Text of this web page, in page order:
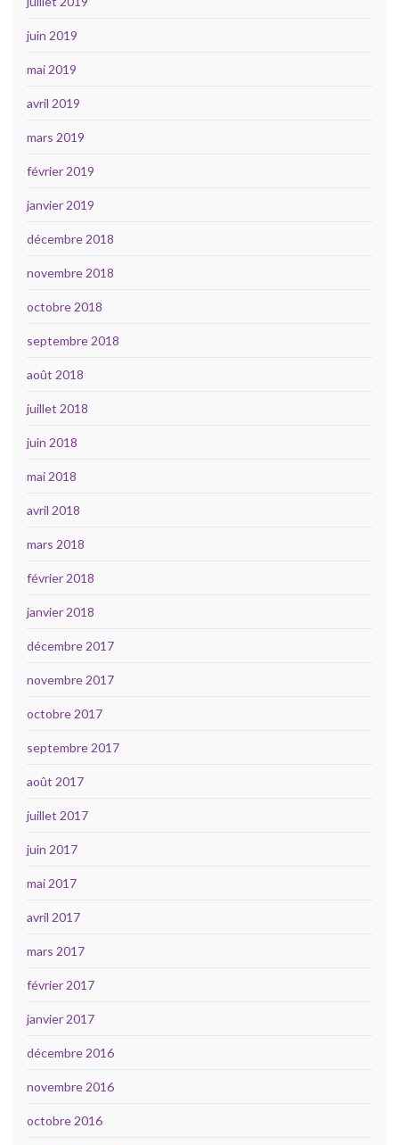
juin 2019
mai 2019
avril 2019
mars 2019
février 2019
janvier 2019
décembre 2018
novembre 2018
octobre 2018
septembre 2018
août 2018
juillet 2018
juin 2018
mai 2018
avril 2018
mars 2018
février 2018
janvier 2018
décembre 2017
novembre 2017
octobre 2017
septembre 2017
août 2017
juillet 2017
juin 2017
mai 2017
avril 2017
mars 2017
février 2017
janvier 2017
décembre 2016
novembre 2016
octobre 2016